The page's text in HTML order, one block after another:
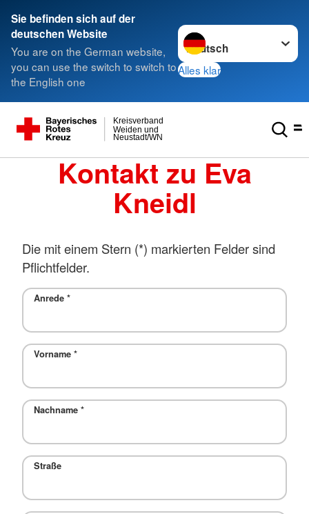
Sie befinden sich auf der
deutschen Website
You are on the German website,
you can use the switch to switch to
the English one
Sprache wechseln zu
Alles klar
Neustadt/WN
Weiden und
Kreisverband
Kontakt zu Eva
Kneidl
Die mit einem Stern (*) markierten Felder sind
Pflichtfelder.
Anrede *
Vorname *
Nachname *
Straße